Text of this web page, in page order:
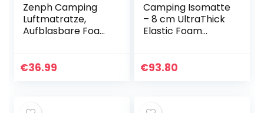
Zenph Camping
Luftmatratze,
Aufblasbare Foam
Falten Camping
€36.99
Camping Isomatte
– 8 cm UltraThick
Elastic Foam
mit Kissen Schnell
€93.80